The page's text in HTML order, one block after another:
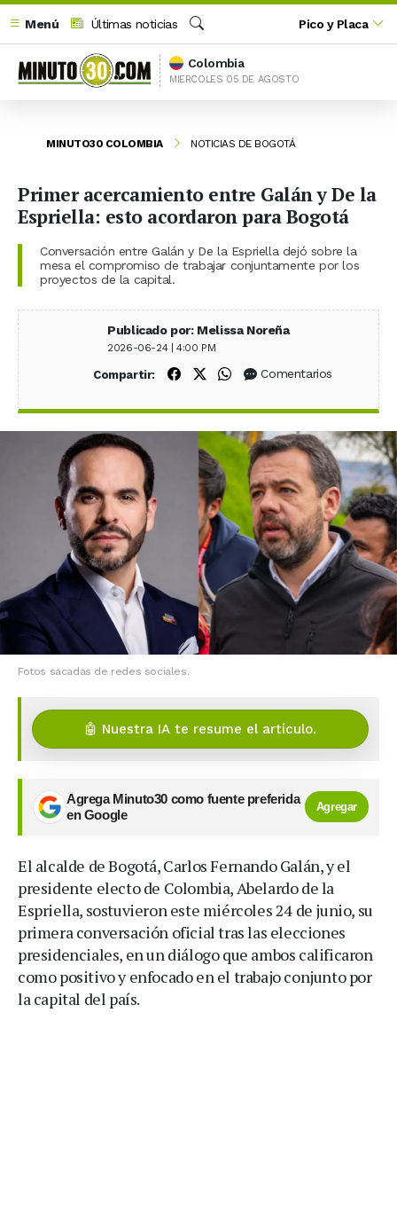
Menú
Últimas noticias
Buscar
Pico y Placa
Colombia
MIERCOLES 05 DE AGOSTO
MINUTO30 COLOMBIA NOTICIAS DE BOGOTÁ
Primer acercamiento entre Galán y De la
Espriella: esto acordaron para Bogotá
Conversación entre Galán y De la Espriella dejó sobre la
mesa el compromiso de trabajar conjuntamente por los
proyectos de la capital.
Publicado por: Melissa Noreña
2026-06-24 | 4:00 PM
Compartir: Compartir en Facebook
Compartir en X (Twitter)
Compartir en WhatsApp
Comentarios
Fotos sacadas de redes sociales.
🤖 Nuestra IA te resume el artículo.
Agrega Minuto30 como fuente preferida
en Google
Agregar
El alcalde de Bogotá, Carlos Fernando Galán, y el
presidente electo de Colombia, Abelardo de la
Espriella, sostuvieron este miércoles 24 de junio, su
primera conversación oficial tras las elecciones
presidenciales, en un diálogo que ambos calificaron
como positivo y enfocado en el trabajo conjunto por
la capital del país.